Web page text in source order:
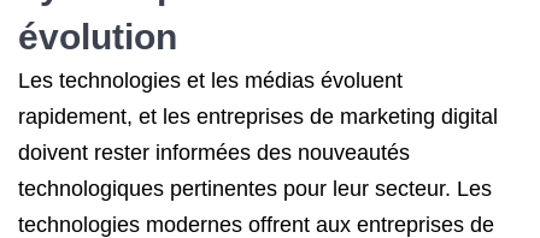
évolution
Les technologies et les médias évoluent
rapidement, et les entreprises de marketing digital
doivent rester informées des nouveautés
technologiques pertinentes pour leur secteur. Les
technologies modernes offrent aux entreprises de